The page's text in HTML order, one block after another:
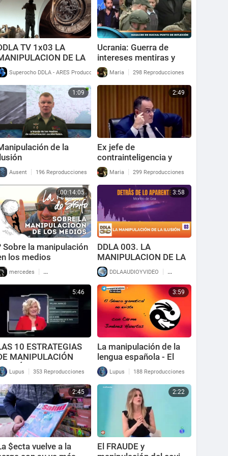
TV 1x03 LA
DE LA
Superocho DDLA - ARES Producciones | 270 Reproducciones
Ucrania: Guerra de
intereses mentiras y
manipulación
Maria | 298 Reproducciones
1:09
de la
Ausent | 196 Reproducciones
2:49
Ex jefe de
contrainteligencia y
Coronel Pedro Baños: el
engaño de los medios
de manipulación
Maria | 299 Reproducciones
00:14:05
Sobre la manipulación
los medios
mercedes | 138 Reproducciones
3:58
DDLA 003. LA
MANIPULACION DE LA
ILUSION.
DDLAAUDIOYVIDEO | 148 Reproducciones
5:46
10 ESTRATEGIAS
MANIPULACIÓN
Lupus | 353 Reproducciones
3:59
La manipulación de la
lengua española - El
género gramatical no
existe
Lupus | 188 Reproducciones
2:45
$ecta vuelve a la
2:22
El FRAUDE y